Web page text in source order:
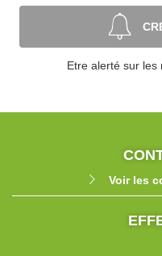
Etre alerté sur les
Voir les